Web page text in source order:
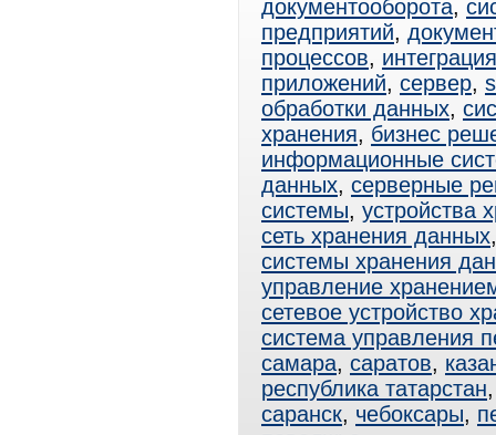
документооборота,
предприятий,
процессов, интеграция
приложений, сервер,
обработки данных,
хранения, бизнес
информационные
данных, серверные
системы, устройства
сеть хранения данных
системы хранения
управление
сетевое устройство
система управления
самара, саратов,
республика татарстан
саранск, чебоксары,